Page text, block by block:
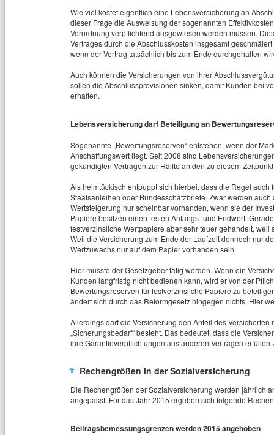
Wie viel kostet eigentlich eine Lebensversicherung an
dieser Frage die Ausweisung der sogenannten
Verordnung verpflichtend ausgewiesen werden müssen.
Vertrages durch die Abschlusskosten insgesamt
wenn der Vertrag tatsächlich bis zum Ende durchgehalten
Auch können die Versicherungen von ihrer
sollen die Abschlussprovisionen sinken, damit Kunden bei
erhalten.
Lebensversicherung darf Beteiligung an
Sogenannte „Bewertungsreserven“ entstehen, wenn der
Anschaffungswert liegt. Seit 2008 sind
gekündigten Verträgen zur Hälfte an den zu diesem
Als heimtückisch entpuppt sich hierbei, dass die Regel auch
Staatsanleihen oder Bundesschatzbriefe. Zwar werden
Wertsteigerung nur scheinbar vorhanden, wenn sie der
Papiere besitzen einen festen Anfangs- und Endwert.
festverzinsliche Wertpapiere aber sehr teuer gehandelt,
Weil die Versicherung zum Ende der Laufzeit dennoch nur
Wertzuwachs nur auf dem Papier vorhanden sein.
Hier musste der Gesetzgeber tätig werden. Wenn ein
Kunden langfristig nicht bedienen kann, wird er von der
Bewertungsreserven für festverzinsliche Papiere zu
ändert sich durch das Reformgesetz hingegen nichts. Hier
Allerdings darf die Versicherung den Anteil des
„Sicherungsbedarf“ besteht. Das bedeutet, dass die
ihre Garantieverpflichtungen aus anderen Verträgen erfüllen
Rechengrößen in der Sozialversicherung
Die Rechengrößen der Sozialversicherung werden jährlich
angepasst. Für das Jahr 2015 ergeben sich folgende
Beitragsbemessungsgrenzen werden 2015 angehoben